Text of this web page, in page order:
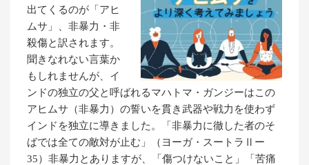
出てくるのが「アヒ
ムサ」、非暴力・非
殺傷と訳されます。
聞きなれない言葉か
もしれませんが、イ
ンドの独立の父と呼ばれるマハトマ・ガンジーはこの
アヒムサ（非暴力）の誓いを貫き武器や戦力を使わず
インドを独立に導きました。「非暴力に徹した者のそ
ばでは全ての敵対が止む」（ヨーガ・スートラⅡー
35）非暴力とありますが、「傷つけないこと」「苦痛